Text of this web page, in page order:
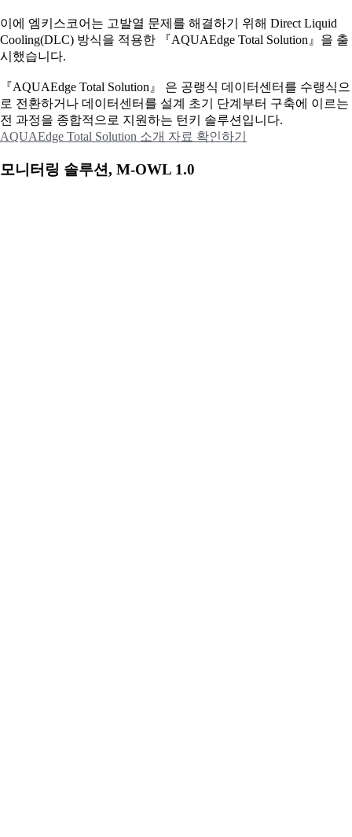
이에 엠키스코어는 고발열 문제를 해결하기 위해 Direct Liquid
Cooling(DLC) 방식을 적용한 『AQUAEdge Total Solution』을 출
시했습니다.
『AQUAEdge Total Solution』 은 공랭식 데이터센터를 수랭식으
로 전환하거나 데이터센터를 설계 초기 단계부터 구축에 이르는
전 과정을 종합적으로 지원하는 턴키 솔루션입니다.
AQUAEdge Total Solution 소개 자료 확인하기
모니터링 솔루션, M-OWL 1.0